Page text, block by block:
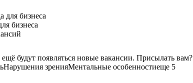
бизнеса
будут появляться новые вакансии. Присылать вам?
Нарушения зренияМентальные особенностиеще 5